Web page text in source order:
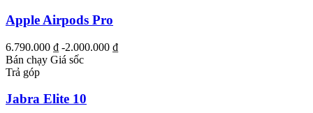
Apple Airpods Pro
6.790.000 ₫ -2.000.000 ₫
Bán chạy Giá sốc
Trả góp
Jabra Elite 10